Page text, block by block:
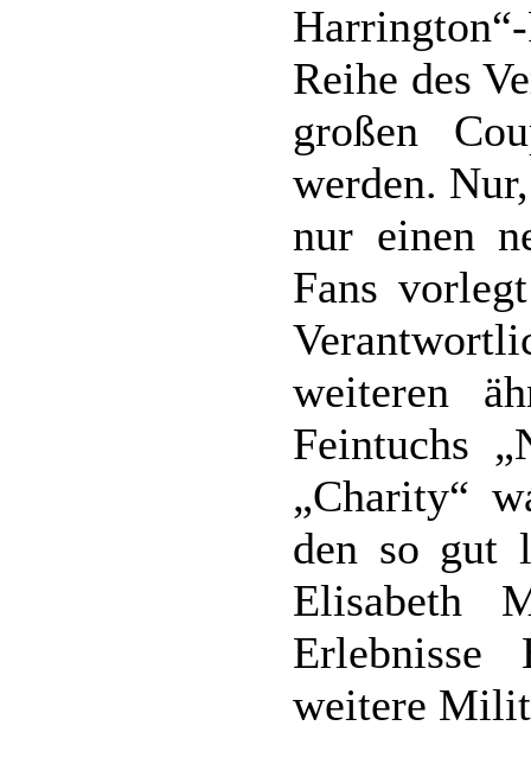
Reihe des
großen
werden.
nur einen
Fans
weiteren
Feintuchs
„Charity“
den so gut
Elisabeth
Erlebnisse
weitere